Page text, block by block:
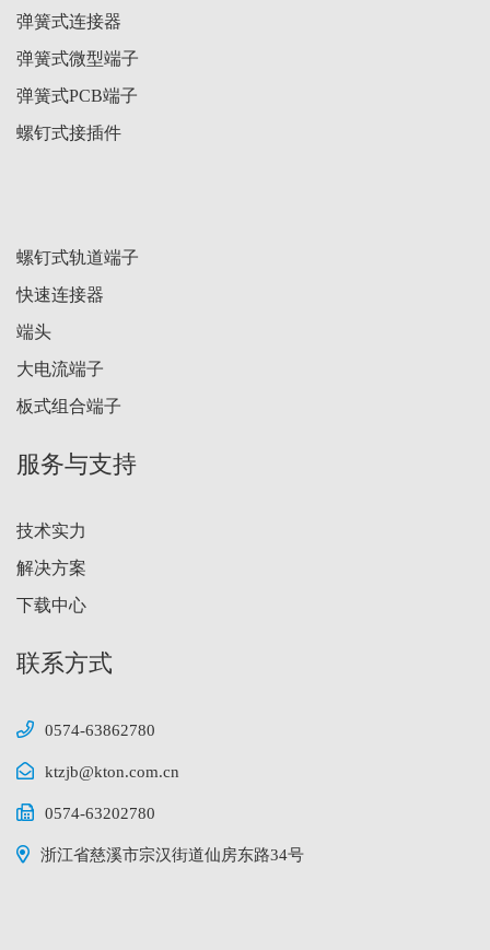
弹簧式连接器
弹簧式微型端子
弹簧式PCB端子
螺钉式接插件
螺钉式轨道端子
快速连接器
端头
大电流端子
板式组合端子
服务与支持
技术实力
解决方案
下载中心
联系方式
0574-63862780
ktzjb@kton.com.cn
0574-63202780
浙江省慈溪市宗汉街道仙房东路34号